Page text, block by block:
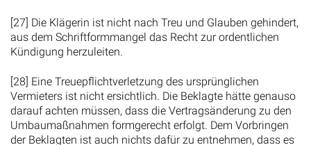
[27] Die Klägerin ist nicht nach Treu und Glauben gehindert,
aus dem Schriftformmangel das Recht zur ordentlichen
Kündigung herzuleiten.
[28] Eine Treuepflichtverletzung des ursprünglichen
Vermieters ist nicht ersichtlich. Die Beklagte hätte genauso
darauf achten müssen, dass die Vertragsänderung zu den
Umbaumaßnahmen formgerecht erfolgt. Dem Vorbringen
der Beklagten ist auch nichts dafür zu entnehmen, dass es